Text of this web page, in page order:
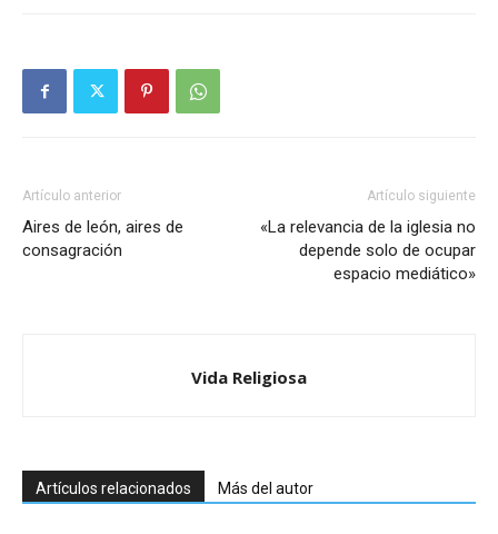
Artículo anterior
Aires de león, aires de
consagración
Artículo siguiente
«La relevancia de la iglesia no
depende solo de ocupar
espacio mediático»
Vida Religiosa
Artículos relacionados Más del autor